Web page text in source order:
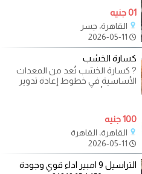
قوية
01 جنيه
القاهرة، جسر
كسارة الخشب
? كسارة الخشب تُعد من المعدات
الأساسية في خطوط إعادة تدوير
وتصنيع الأخشاب، حيث تساهم في
100 جنيه
القاهرة، القاهرة
التراسيل 9 امبير اداء قوي وجودة